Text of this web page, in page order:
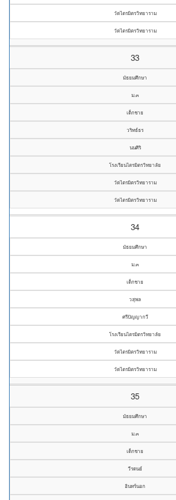
วัดไตรมิตรวิทยาราม
วัดไตรมิตรวิทยาราม
33
มัธยมศึกษา
ม.๓
เด็กชาย
วริทธ์ธร
นนศิริ
โรงเรียนไตรมิตรวิทยาลัย
วัดไตรมิตรวิทยาราม
วัดไตรมิตรวิทยาราม
34
มัธยมศึกษา
ม.๓
เด็กชาย
วสุพล
ศรีปัญญากวี
โรงเรียนไตรมิตรวิทยาลัย
วัดไตรมิตรวิทยาราม
วัดไตรมิตรวิทยาราม
35
มัธยมศึกษา
ม.๓
เด็กชาย
วีรดนย์
อินทร์นอก